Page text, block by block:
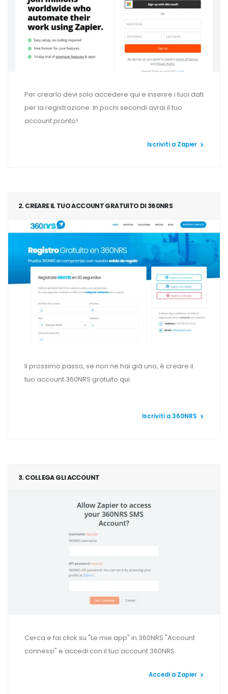
Per crearlo devi solo accedere qui e inserire i tuoi dati
per la registrazione. In pochi secondi avrai il tuo
account pronto!.
Iscriviti a Zapier
2. CREARE IL TUO ACCOUNT GRATUITO DI 360NRS
Il prossimo passo, se non ne hai già uno, è creare il
tuo account 360NRS gratuito qui.
Iscriviti a 360NRS
3. COLLEGA GLI ACCOUNT
Cerca e fai click su "Le mie app" in 360NRS "Account
connessi" e accedi con il tuo account 360NRS.
Accedi a Zapier